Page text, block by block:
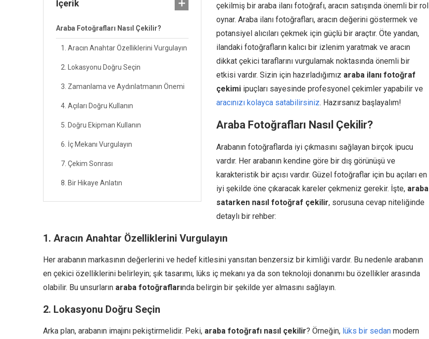
İçerik
Araba Fotoğrafları Nasıl Çekilir?
1. Aracın Anahtar Özelliklerini Vurgulayın
2. Lokasyonu Doğru Seçin
3. Zamanlama ve Aydınlatmanın Önemi
4. Açıları Doğru Kullanın
5. Doğru Ekipman Kullanın
6. İç Mekanı Vurgulayın
7. Çekim Sonrası
8. Bir Hikaye Anlatın
çekilmiş bir araba ilanı fotoğrafı, aracın satışında önemli bir rol
oynar. Araba ilanı fotoğrafları, aracın değerini göstermek ve
potansiyel alıcıları çekmek için güçlü bir araçtır. Öte yandan,
ilandaki fotoğrafların kalıcı bir izlenim yaratmak ve aracın
dikkat çekici taraflarını vurgulamak noktasında önemli bir
etkisi vardır. Sizin için hazırladığımız araba ilanı fotoğraf
çekimi ipuçları sayesinde profesyonel çekimler yapabilir ve
aracınızı kolayca satabilirsiniz. Hazırsanız başlayalım!
Araba Fotoğrafları Nasıl Çekilir?
Arabanın fotoğraflarda iyi çıkmasını sağlayan birçok ipucu
vardır. Her arabanın kendine göre bir dış görünüşü ve
karakteristik bir açısı vardır. Güzel fotoğraflar için bu açıları en
iyi şekilde öne çıkaracak kareler çekmeniz gerekir. İşte, araba
satarken nasıl fotoğraf çekilir, sorusuna cevap niteliğinde
detaylı bir rehber:
1. Aracın Anahtar Özelliklerini Vurgulayın
Her arabanın markasının değerlerini ve hedef kitlesini yansıtan benzersiz bir kimliği vardır. Bu nedenle arabanın
en çekici özelliklerini belirleyin; şık tasarımı, lüks iç mekanı ya da son teknoloji donanımı bu özellikler arasında
olabilir. Bu unsurların araba fotoğraflarında belirgin bir şekilde yer almasını sağlayın.
2. Lokasyonu Doğru Seçin
Arka plan, arabanın imajını pekiştirmelidir. Peki, araba fotoğrafı nasıl çekilir? Örneğin, lüks bir sedan modern